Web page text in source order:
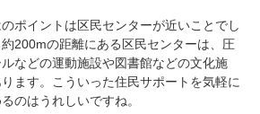
ポイントは区民センターが近いことでし
200mの距離にある区民センターは、圧
などの運動施設や図書館などの文化施
ます。こういった住民サポートを気軽に
のはうれしいですね。